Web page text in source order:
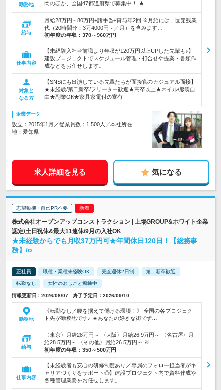
勤務地
岡のほか、全国47都道府県で募集中！ ★…
給与
月給28万円～80万円+諸手当+賞与年2回 ※月給には、固定残業
代（20時間分：3万4000円～／月）を含みます…
初年度の年収： 370～960万円
仕事内容
【未経験入社⇒前職より年収が120万円以上UPした先輩も♪】
建設プロジェクトでスケジュール管理・打合せや提案・書類作
成などをお任せします。
対象と
なる方
【SNSにも出演している先輩たちが面接官のカジュアル面接】
★未経験/第二新卒/フリーター歓迎★高卒以上★ネイル/服装自
由★副業OK★家具家電付の寮有
企業データ
設立：2015年1月／従業員数：1,500人／本社所在
地：愛知県
求人詳細を見る 気になる
志望動機・自己PR不要
株式会社オープンアップコンストラクション | 上場GROUP&ホワイト企業
認定/土日祝休&最大11連休/9月の入社OK
★未経験からでも月収37万円可★年間休日120日！【総務事
務】/o
正社員 職種・業種未経験OK 完全週休2日制 第二新卒歓迎
転勤なし 女性のおしごと掲載中
情報更新日：2026/08/07 終了予定日：2026/09/10
勤務地
《転勤なし／腰を据えて働ける環境！》 全国の各プロジェク
ト先が勤務地です♪ ★あなたの好きな街でず…
給与
〈東京〉月給28万円～ 〈大阪〉月給26.9万円～ 〈名古屋〉月
給28.5万円～ 〈その他〉月給26.5万円～ ※…
初年度の年収： 350～500万円
仕事内容
【未経験者も安心の研修制度あり／専属のフォロー担当者がキ
ャリアづくりをサポート◎】建設プロジェクト内で資料作成や
各種管理業務をお任せします。